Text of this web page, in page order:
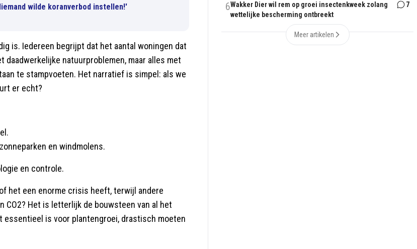
wilde koranverbod instellen!'
is. Iedereen begrijpt dat het aantal woningen dat
natuurproblemen, maar alles met
te stampvoeten. Het narratief is simpel: als we
er echt?
en windmolens.
en controle.
het een enorme crisis heeft, terwijl andere
CO2? Het is letterlijk de bouwsteen van al het
essentieel is voor plantengroei, drastisch moeten
6Wakker Dier wil rem op groei insectenkweek zolang
wettelijke bescherming ontbreekt
7
Meer artikelen